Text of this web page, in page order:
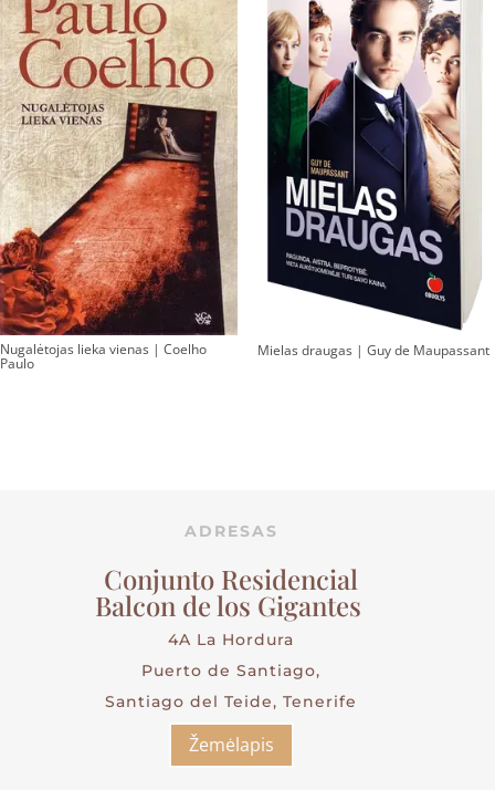
Nugalėtojas lieka vienas | Coelho
Paulo
Mielas draugas | Guy de Maupassant
ADRESAS
Conjunto Residencial
Balcon de los Gigantes
4A La Hordura
Puerto de Santiago,
Santiago del Teide, Tenerife
Žemėlapis